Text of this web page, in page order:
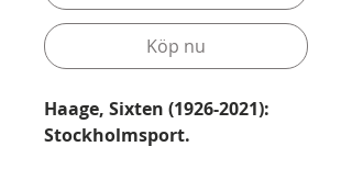
Köp nu
Haage, Sixten (1926-2021):
Stockholmsport.